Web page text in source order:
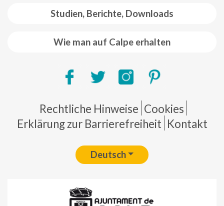
Studien, Berichte, Downloads
Wie man auf Calpe erhalten
Pie de página
Rechtliche Hinweise Cookies
Erklärung zur Barrierefreiheit Kontakt
Deutsch